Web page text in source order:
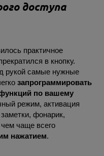
доступа
практичное
в кнопку.
рукой самые нужные
запрограммировать
по вашему
режим, активация
фонарик,
чаще всего
нажатием.